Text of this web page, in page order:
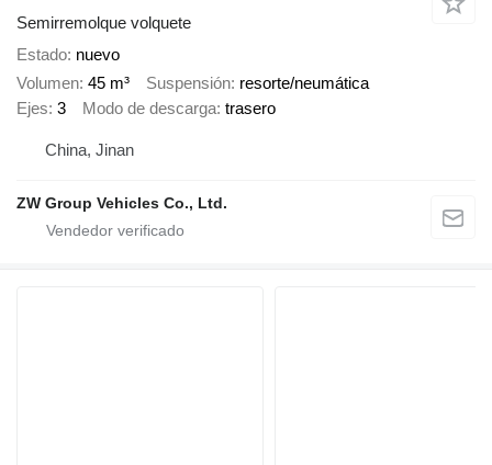
Semirremolque volquete
Estado nuevo
Volumen 45 m³ Suspensión resorte/neumática
Ejes 3 Modo de descarga trasero
China, Jinan
ZW Group Vehicles Co., Ltd.